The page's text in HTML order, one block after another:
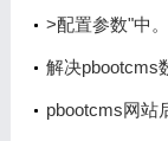
持怎么办的解
>配置参数"中
效授权码，请
统后台填写到"
解决pbootcms
pbootcms网站